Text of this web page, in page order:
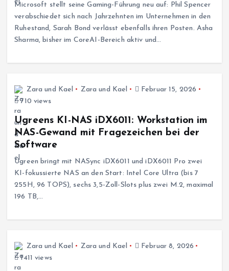
Microsoft stellt seine Gaming-Führung neu auf: Phil Spencer
verabschiedet sich nach Jahrzehnten im Unternehmen in den
Ruhestand, Sarah Bond verlässt ebenfalls ihren Posten. Asha
Sharma, bisher im CoreAI-Bereich aktiv und…
Zara und Kael Zara und Kael
Februar 15, 2026
710 views
Ugreens KI-NAS iDX6011: Workstation im
NAS-Gewand mit Fragezeichen bei der
Software
Ugreen bringt mit NASync iDX6011 und iDX6011 Pro zwei
KI-fokussierte NAS an den Start: Intel Core Ultra (bis 7
255H, 96 TOPS), sechs 3,5-Zoll-Slots plus zwei M.2, maximal
196 TB,…
Zara und Kael Zara und Kael
Februar 8, 2026
1411 views